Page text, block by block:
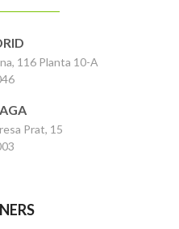
116 Planta 10-A
Prat, 15